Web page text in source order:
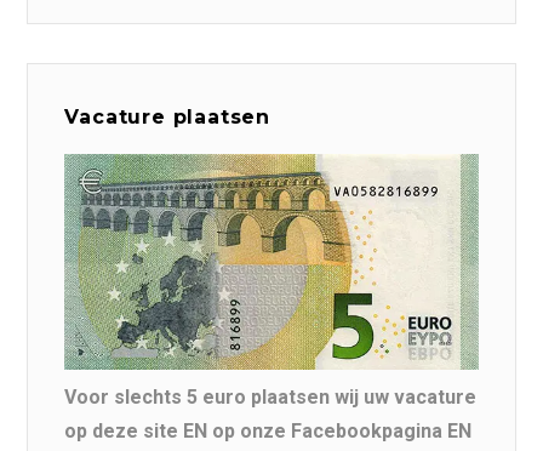
Vacature plaatsen
Voor slechts 5 euro plaatsen wij uw vacature
op deze site EN op onze Facebookpagina EN